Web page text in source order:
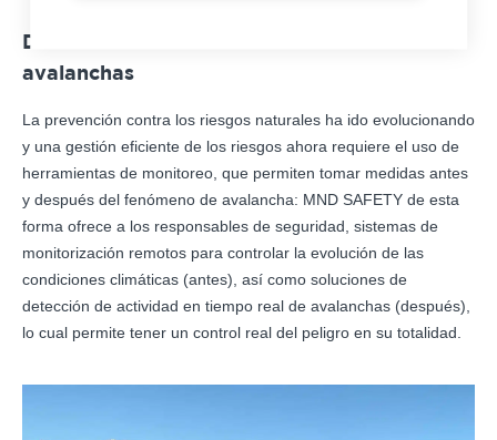
Desde el desencadenamiento al control de
avalanchas
La prevención contra los riesgos naturales ha ido evolucionando
y una gestión eficiente de los riesgos ahora requiere el uso de
herramientas de monitoreo, que permiten tomar medidas antes
y después del fenómeno de avalancha: MND SAFETY de esta
forma ofrece a los responsables de seguridad, sistemas de
monitorización remotos para controlar la evolución de las
condiciones climáticas (antes), así como soluciones de
detección de actividad en tiempo real de avalanchas (después),
lo cual permite tener un control real del peligro en su totalidad.